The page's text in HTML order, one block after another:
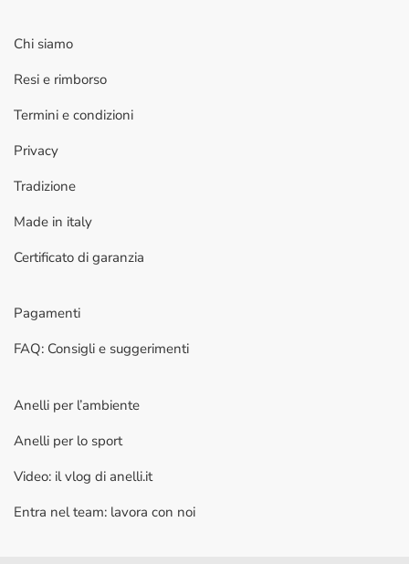
Chi siamo
Resi e rimborso
Termini e condizioni
Privacy
Tradizione
Made in italy
Certificato di garanzia
Pagamenti
FAQ: Consigli e suggerimenti
Anelli per l’ambiente
Anelli per lo sport
Video: il vlog di anelli.it
Entra nel team: lavora con noi